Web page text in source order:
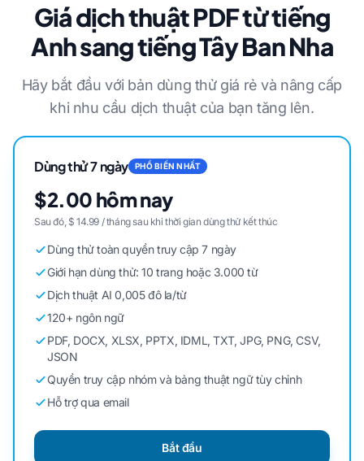
Giá dịch thuật PDF từ tiếng
Anh sang tiếng Tây Ban Nha
Hãy bắt đầu với bản dùng thử giá rẻ và nâng cấp
khi nhu cầu dịch thuật của bạn tăng lên.
Dùng thử 7 ngày PHỔ BIẾN NHẤT
$2.00 hôm nay
Sau đó, $ 14.99 / tháng sau khi thời gian dùng thử kết thúc
Dùng thử toàn quyền truy cập 7 ngày
Giới hạn dùng thử: 10 trang hoặc 3.000 từ
Dịch thuật AI 0,005 đô la/từ
120+ ngôn ngữ
PDF, DOCX, XLSX, PPTX, IDML, TXT, JPG, PNG, CSV,
JSON
Quyền truy cập nhóm và bảng thuật ngữ tùy chỉnh
Hỗ trợ qua email
Bắt đầu